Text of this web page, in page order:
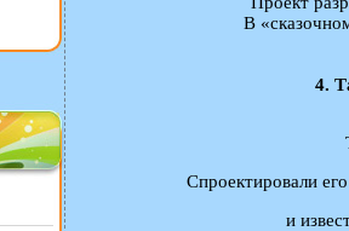
В
4.
Спроектировали
и